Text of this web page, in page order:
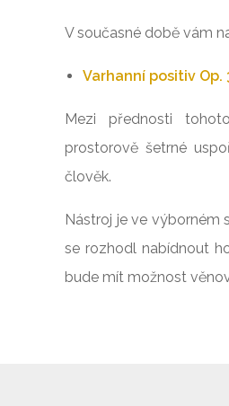
V současné době vám
Varhanní positiv Op.
Mezi přednosti
prostorově šetrné
člověk.
Nástroj je ve výborném
se rozhodl nabídnout
bude mít možnost